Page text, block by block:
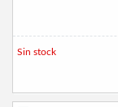
Sin stock